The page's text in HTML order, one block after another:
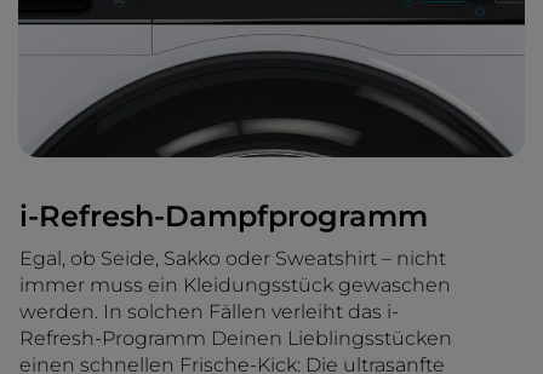
i-Refresh-Dampfprogramm
Egal, ob Seide, Sakko oder Sweatshirt – nicht
immer muss ein Kleidungsstück gewaschen
werden. In solchen Fällen verleiht das i-
Refresh-Programm Deinen Lieblingsstücken
einen schnellen Frische-Kick: Die ultrasanfte